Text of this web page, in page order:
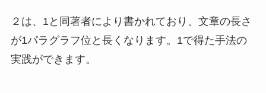
２は、1と同著者により書かれており、文章の長さ
が1パラグラフ位と長くなります。1で得た手法の
実践ができます。